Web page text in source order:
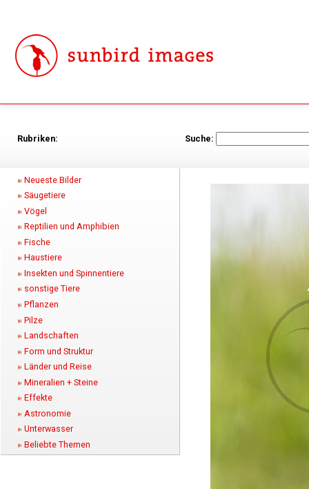
Rubriken: Suche:
Neueste Bilder
Säugetiere
Vögel
Reptilien und Amphibien
Fische
Haustiere
Insekten und Spinnentiere
sonstige Tiere
Pflanzen
Pilze
Landschaften
Form und Struktur
Länder und Reise
Mineralien + Steine
Effekte
Astronomie
Unterwasser
Beliebte Themen